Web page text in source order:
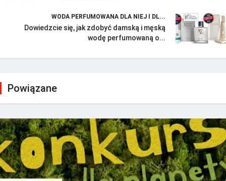
WODA PERFUMOWANA DLA NIEJ I DL...
Dowiedzcie się, jak zdobyć damską i męską
wodę perfumowaną o...
Powiązane